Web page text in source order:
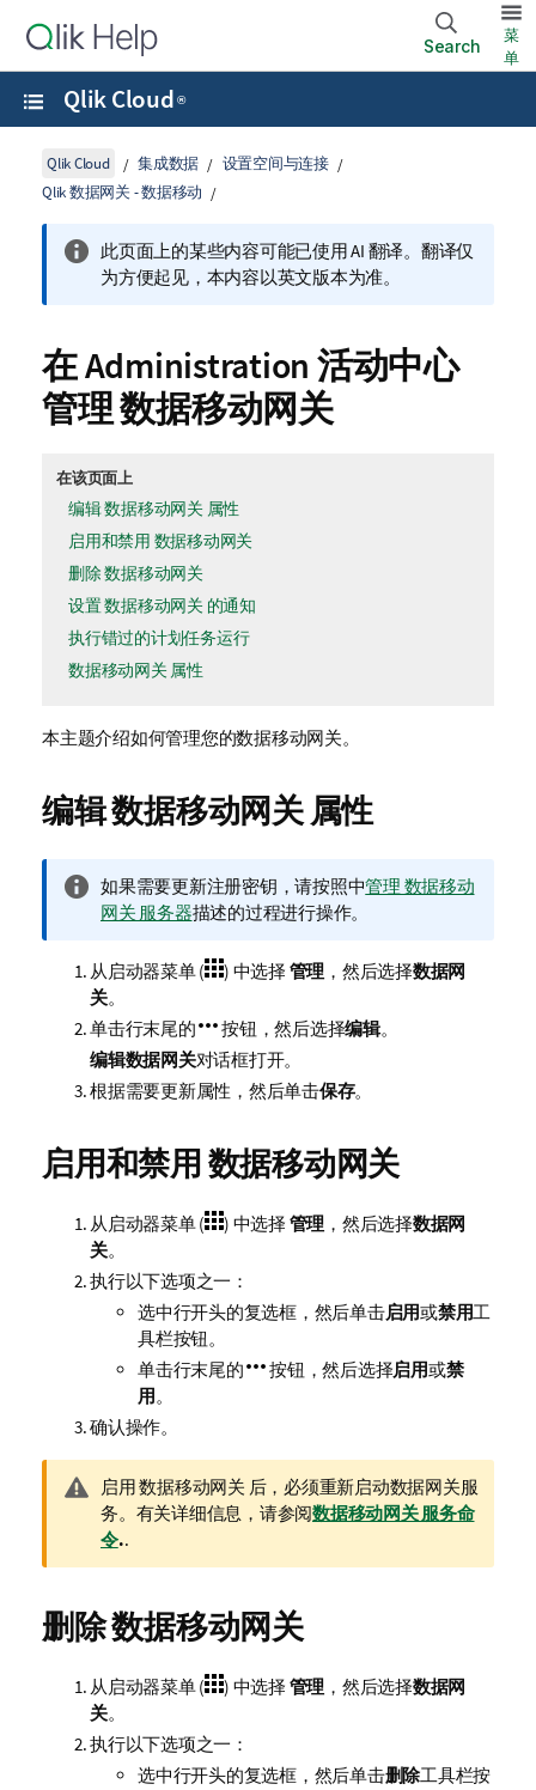
Search
菜
单
Qlik Cloud ®
Qlik Cloud 集成数据
设置空间与连接
Qlik 数据网关 - 数据移动
此页面上的某些内容可能已使用 AI 翻译。翻译仅
为方便起见，本内容以英文版本为准。
在Administration 活动中心
管理数据移动网关
在该页面上
编辑 数据移动网关 属性
启用和禁用 数据移动网关
删除 数据移动网关
设置 数据移动网关 的通知
执行错过的计划任务运行
数据移动网关 属性
本主题介绍如何管理您的数据移动网关。
编辑数据移动网关属性
信
息
释
如果需要更新注册密钥，请按照中管理 数据移动
网关 服务器描述的过程进行操作。
从启动器菜单 ( ) 中选择 管理 ，然后选择数据网
关。
单击行末尾的
按钮，然后选择编辑。
编辑数据网关对话框打开。
根据需要更新属性，然后单击保存。
启用和禁用数据移动网关
从启动器菜单 ( ) 中选择 管理 ，然后选择数据网
关。
执行以下选项之一：
选中行开头的复选框，然后单击启用或禁用工
具栏按钮。
单击行末尾的
按钮，然后选择启用或禁
用。
确认操作。
警
告
注
释
启用数据移动网关 后，必须重新启动数据网关服
务。有关详细信息，请参阅数据移动网关 服务命
令..
删除数据移动网关
从启动器菜单 ( ) 中选择 管理 ，然后选择数据网
关。
执行以下选项之一：
选中行开头的复选框，然后单击删除工具栏按